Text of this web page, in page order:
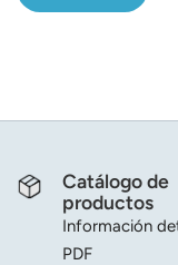
Catálogo de
productos
Información
PDF